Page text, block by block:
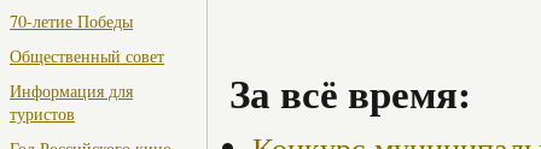
70-летие Победы
Общественный совет
Информация для
туристов
За всё время: